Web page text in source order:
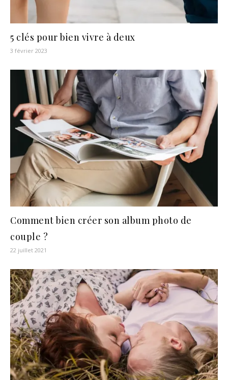
5 clés pour bien vivre à deux
3 février 2023
Comment bien créer son album photo de
couple ?
22 juillet 2021